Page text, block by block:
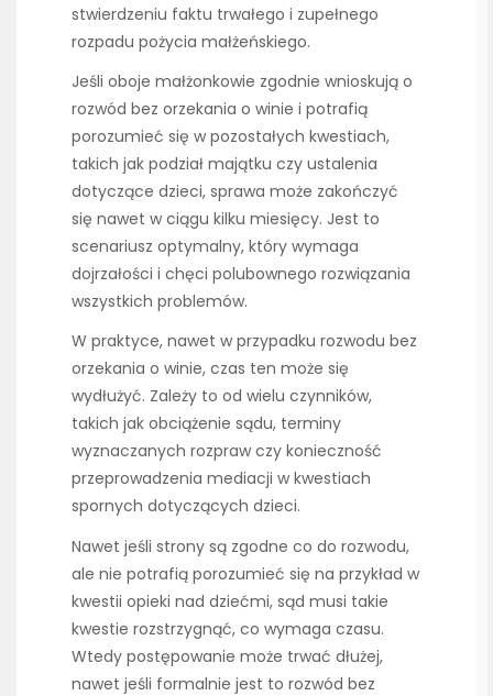
stwierdzeniu faktu trwałego i zupełnego
rozpadu pożycia małżeńskiego.
Jeśli oboje małżonkowie zgodnie wnioskują o
rozwód bez orzekania o winie i potrafią
porozumieć się w pozostałych kwestiach,
takich jak podział majątku czy ustalenia
dotyczące dzieci, sprawa może zakończyć
się nawet w ciągu kilku miesięcy. Jest to
scenariusz optymalny, który wymaga
dojrzałości i chęci polubownego rozwiązania
wszystkich problemów.
W praktyce, nawet w przypadku rozwodu bez
orzekania o winie, czas ten może się
wydłużyć. Zależy to od wielu czynników,
takich jak obciążenie sądu, terminy
wyznaczanych rozpraw czy konieczność
przeprowadzenia mediacji w kwestiach
spornych dotyczących dzieci.
Nawet jeśli strony są zgodne co do rozwodu,
ale nie potrafią porozumieć się na przykład w
kwestii opieki nad dziećmi, sąd musi takie
kwestie rozstrzygnąć, co wymaga czasu.
Wtedy postępowanie może trwać dłużej,
nawet jeśli formalnie jest to rozwód bez